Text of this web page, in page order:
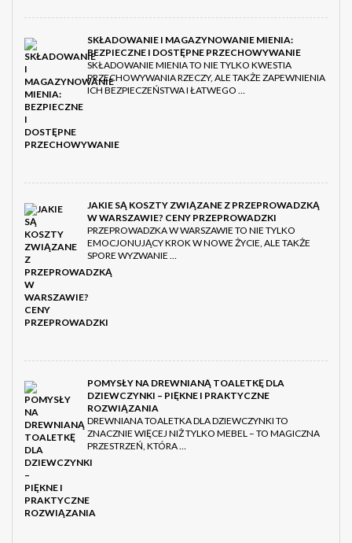
SKŁADOWANIE I MAGAZYNOWANIE MIENIA:
BEZPIECZNE I DOSTĘPNE PRZECHOWYWANIE
SKŁADOWANIE MIENIA TO NIE TYLKO KWESTIA
PRZECHOWYWANIA RZECZY, ALE TAKŻE ZAPEWNIENIA
ICH BEZPIECZEŃSTWA I ŁATWEGO …
JAKIE SĄ KOSZTY ZWIĄZANE Z PRZEPROWADZKĄ
W WARSZAWIE? CENY PRZEPROWADZKI
PRZEPROWADZKA W WARSZAWIE TO NIE TYLKO
EMOCJONUJĄCY KROK W NOWE ŻYCIE, ALE TAKŻE
SPORE WYZWANIE …
POMYSŁY NA DREWNIANĄ TOALETKĘ DLA
DZIEWCZYNKI – PIĘKNE I PRAKTYCZNE
ROZWIĄZANIA
DREWNIANA TOALETKA DLA DZIEWCZYNKI TO
ZNACZNIE WIĘCEJ NIŻ TYLKO MEBEL – TO MAGICZNA
PRZESTRZEŃ, KTÓRA …